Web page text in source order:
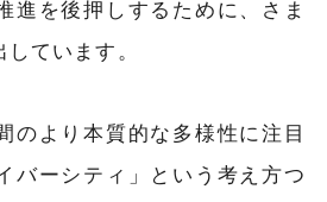
進を後押しするために、さま
ています。
のより本質的な多様性に注目
バーシティ」という考え方つ